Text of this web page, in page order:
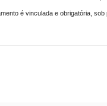
é vinculada e obrigatória,